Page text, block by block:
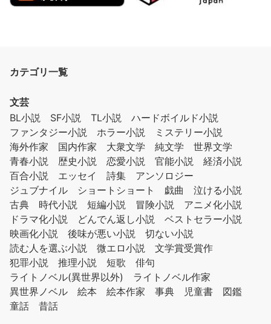
カテゴリ一覧
文芸
BL小説
SF小説 TL小説
ハードボイルド小説
ファンタジー小説
ホラー小説
ミステリー小説
海外作家
国内作家 大衆文学 純文学
世界文学
青春小説
歴史小説 恋愛小説 官能小説
経済小説
百合小説
エッセイ 詩集
アンソロジー
ジュブナイル
ショートショート 戯曲
泣ける小説
古典
時代小説 短編小説 冒険小説
アニメ化小説
ドラマ化小説
どんでん返し小説
ベストセラー小説
映画化小説
後味が悪い小説
切ない小説
読む人を選ぶ小説
微エロ小説
文学賞受賞作
犯罪小説
推理小説 短歌
俳句
ライトノベル(異世界以外)
ライトノベル作家
異世界ノベル
絵本 絵本作家 事典 児童書
図鑑
童話
昔話